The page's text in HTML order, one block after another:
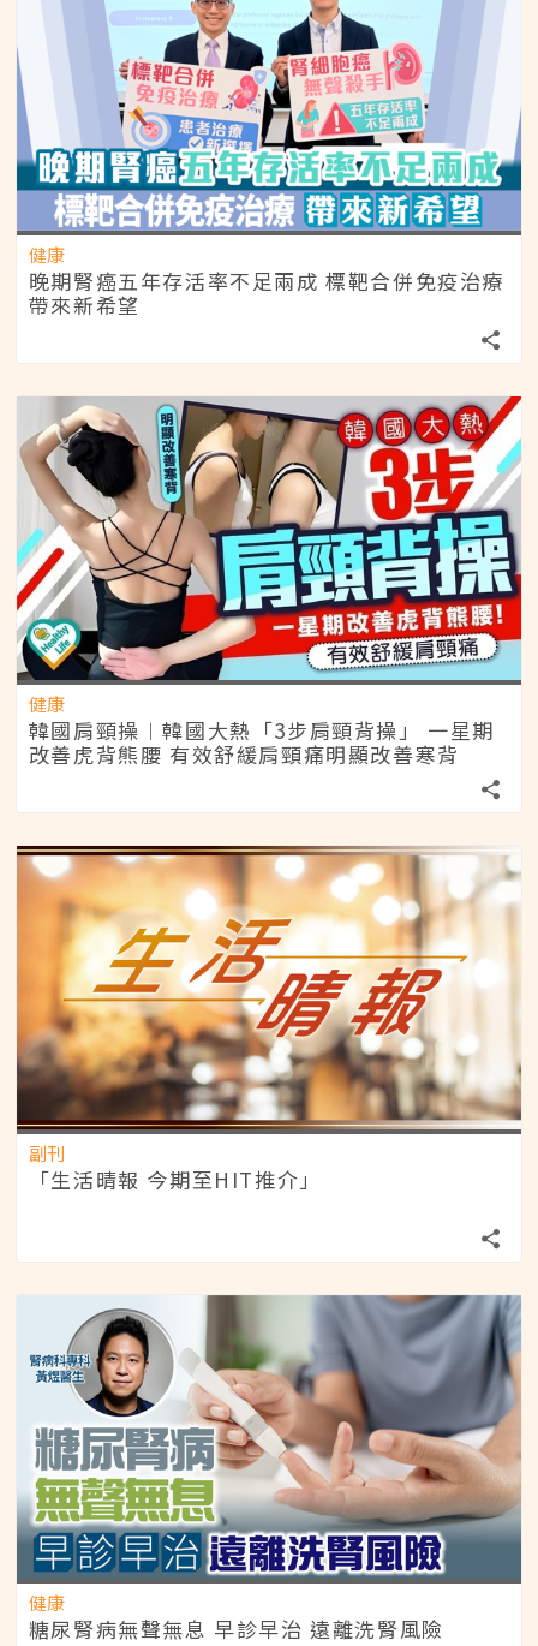
健康
晚期腎癌五年存活率不足兩成 標靶合併免疫治療
帶來新希望
健康
韓國肩頸操︱韓國大熱「3步肩頸背操」 一星期
改善虎背熊腰 有效舒緩肩頸痛明顯改善寒背
副刊
「生活晴報 今期至HIT推介」
健康
糖尿腎病無聲無息 早診早治 遠離洗腎風險